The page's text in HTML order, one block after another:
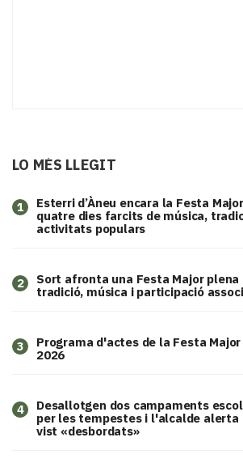
LO MÉS LLEGIT
1
Esterri d’Àneu encara la Festa
quatre dies farcits de música,
activitats populars
2
Sort afronta una Festa Major plena
tradició, música i participació
3
Programa d'actes de la Festa
2026
4
​Desallotgen dos campaments
per les tempestes i l'alcalde alerta
vist «desbordats»